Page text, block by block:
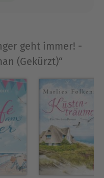
geht immer! -
(Gekürzt)“